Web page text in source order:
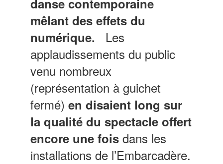
danse contemporaine
mêlant des effets du
numérique.
Les
applaudissements du public
venu nombreux
(représentation à guichet
fermé)en disaient long sur
la qualité du spectacle offert
encore une fois dans les
installations de l’Embarcadère.